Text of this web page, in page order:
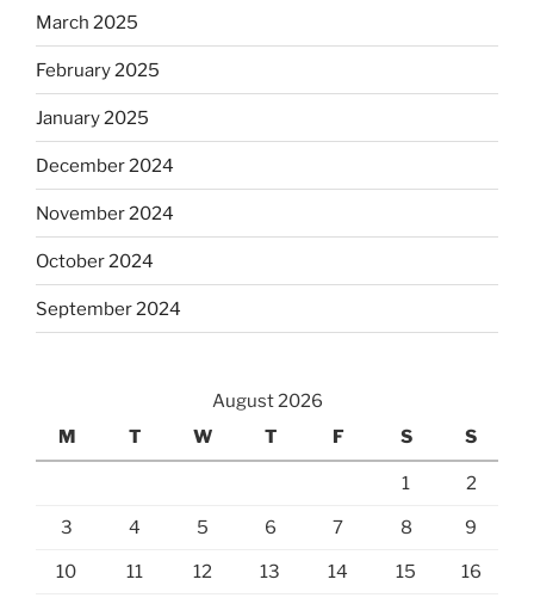
March 2025
February 2025
January 2025
December 2024
November 2024
October 2024
September 2024
August 2026
M
T W T F S S
1 2
3 4 5 6 7 8 9
10 11 12 13 14 15 16